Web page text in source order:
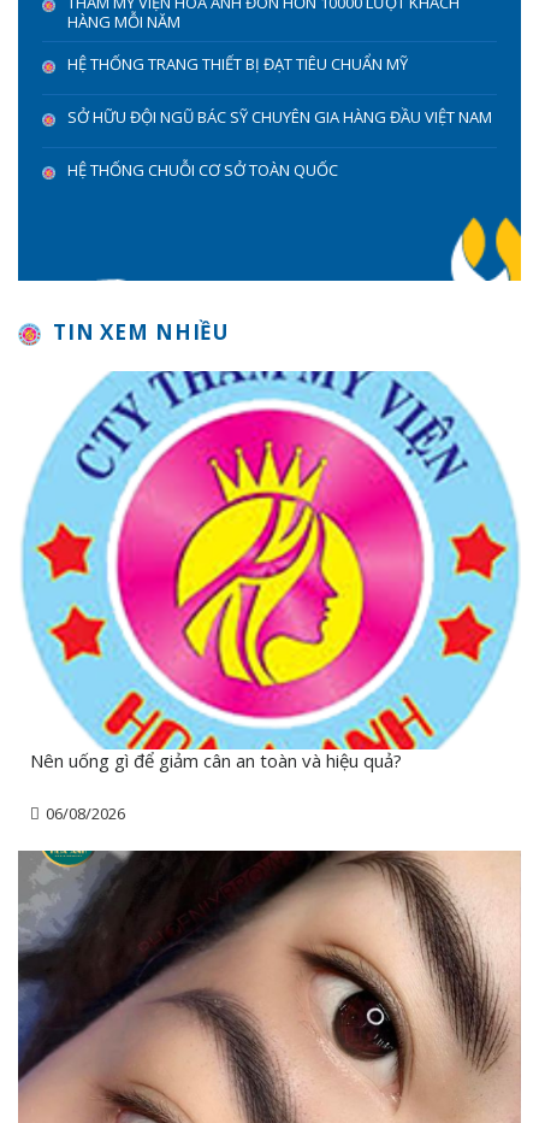
HÀNG MỖI NĂM
HỆ THỐNG TRANG THIẾT BỊ ĐẠT TIÊU CHUẨN MỸ
SỞ HỮU ĐỘI NGŨ BÁC SỸ CHUYÊN GIA HÀNG ĐẦU VIỆT NAM
HỆ THỐNG CHUỖI CƠ SỞ TOÀN QUỐC
TIN XEM NHIỀU
Nên uống gì để giảm cân an toàn và hiệu quả?
06/08/2026